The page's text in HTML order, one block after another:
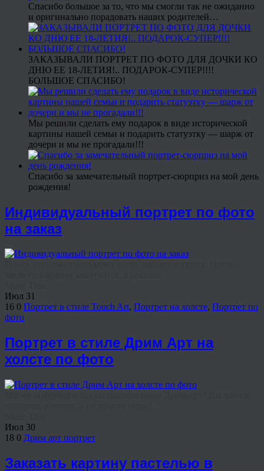
Спасибо большое за то, что мы смогли так не ожиданно
и оригинально порадовать наших родителей…
ЗАКАЗЫВАЛИ ПОРТРЕТ ПО ФОТО ДЛЯ ДОЧКИ КО
ДНЮ ЕЕ 18-ЛЕТИЯ!.. ПОДАРОК-СУПЕР!!!!
БОЛЬШОЕ СПАСИБО!
Мы решили сделать ему подарок в виде исторической
картины нашей семьи и подарить статуэтку — шарж от
дочери и мы не прогадали!!!
Спасибо за замечательный портрет-сюрприз на мой день
рождения!
Индивидуальный портрет по фото
на заказ
Июл 31
16 0 Портрет в стиле Touch Art, Портрет на холсте, Портрет по
фото
Портрет в стиле Дрим Арт на
холсте по фото
Июл 30
18 0 Дрим арт портрет
Заказать картину пастелью в